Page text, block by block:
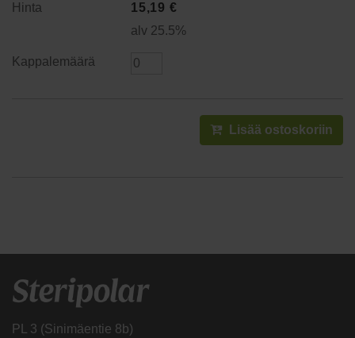
15,19 €
alv 25.5%
Lisää ostoskoriin
PL 3 (Sinimäentie 8b)